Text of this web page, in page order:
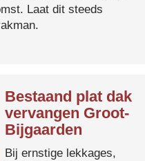
Laat dit steeds
Bestaand plat dak
vervangen Groot-
Bijgaarden
Bij ernstige lekkages,